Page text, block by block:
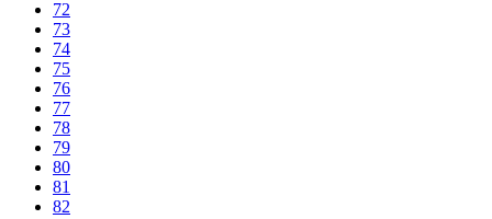
72
73
74
75
76
77
78
79
80
81
82